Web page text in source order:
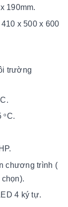
190mm.
x 500 x 600
trường
C.
oC.
chương trình (
4 ký tự.